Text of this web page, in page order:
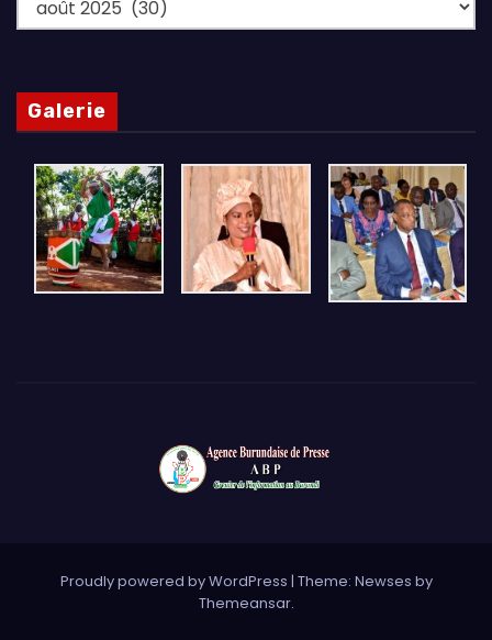
Galerie
Proudly powered by WordPress | Theme: Newses by
Themeansar.